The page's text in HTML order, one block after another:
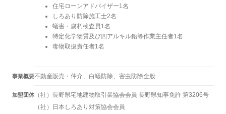
住宅ローンアドバイザー1名
しろあり防除施工士2名
蟻害・腐朽検査員1名
特定化学物質及び四アルキル鉛等作業主任者1名
毒物取扱責任者1名
事業概要不動産販売・仲介、白蟻防除、害虫防除全般
加盟団体 （社）長野県宅地建物取引業協会会員 長野県知事免許 第3206号
（社）日本しろあり対策協会会員